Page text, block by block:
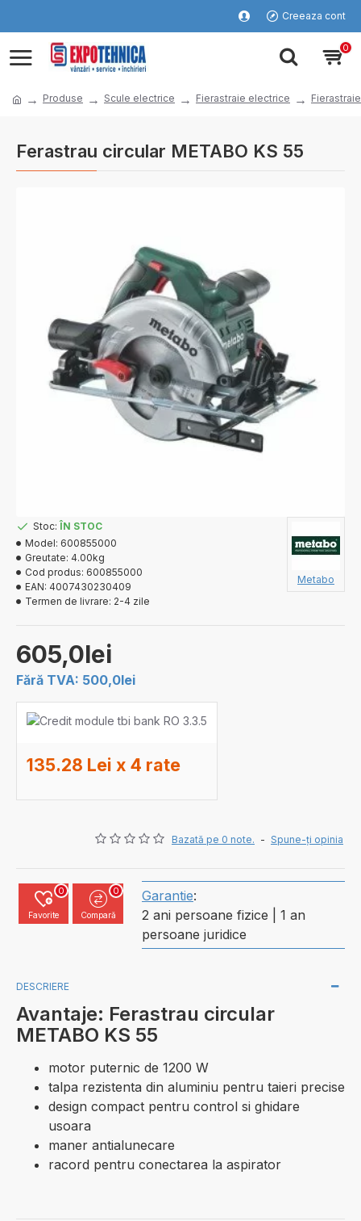
Creeaza cont
0
Produse Scule electrice Fierastraie electrice
Ferastrau circular METABO KS 55
Bazată pe 0 note. - Spune-ţi opinia
605,0lei
Fără TVA: 500,0lei
Stoc: ÎN STOC
Model: 600855000
Greutate: 4.00kg
Cod produs: 600855000
EAN: 4007430230409
Termen de livrare: 2-4 zile
Metabo
135.28 Lei x 4 rate
Favorite
0
Compară
0 Garantie:
2 ani persoane fizice | 1 an
persoane juridice
DESCRIERE
Avantaje: Ferastrau circular
METABO KS 55
motor puternic de 1200 W
talpa rezistenta din aluminiu pentru taieri precise
design compact pentru control si ghidare
usoara
maner antialunecare
racord pentru conectarea la aspirator